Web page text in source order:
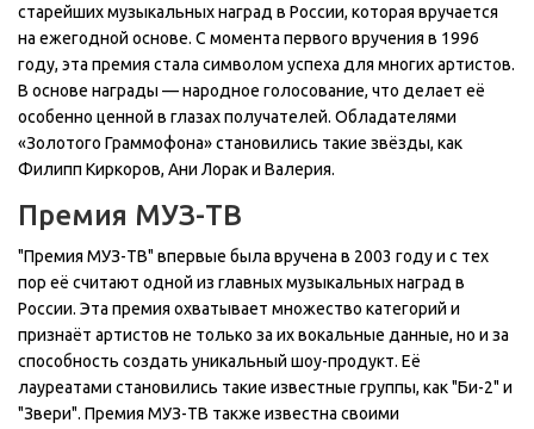
старейших музыкальных наград в России, которая вручается
на ежегодной основе. С момента первого вручения в 1996
году, эта премия стала символом успеха для многих артистов.
В основе награды — народное голосование, что делает её
особенно ценной в глазах получателей. Обладателями
«Золотого Граммофона» становились такие звёзды, как
Филипп Киркоров, Ани Лорак и Валерия.
Премия МУЗ-ТВ
"Премия МУЗ-ТВ" впервые была вручена в 2003 году и с тех
пор её считают одной из главных музыкальных наград в
России. Эта премия охватывает множество категорий и
признаёт артистов не только за их вокальные данные, но и за
способность создать уникальный шоу-продукт. Её
лауреатами становились такие известные группы, как "Би-2" и
"Звери". Премия МУЗ-ТВ также известна своими